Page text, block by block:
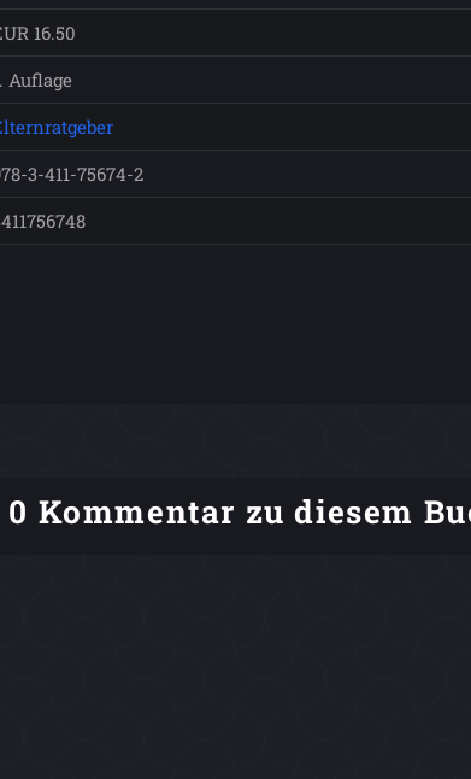
16.50
Auflage
3-411-75674-2
0 Kommentar zu diesem